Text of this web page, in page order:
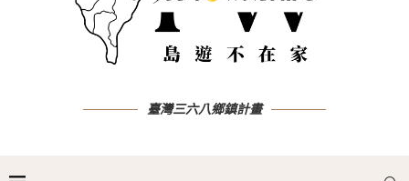
臺灣三六八鄉鎮計畫